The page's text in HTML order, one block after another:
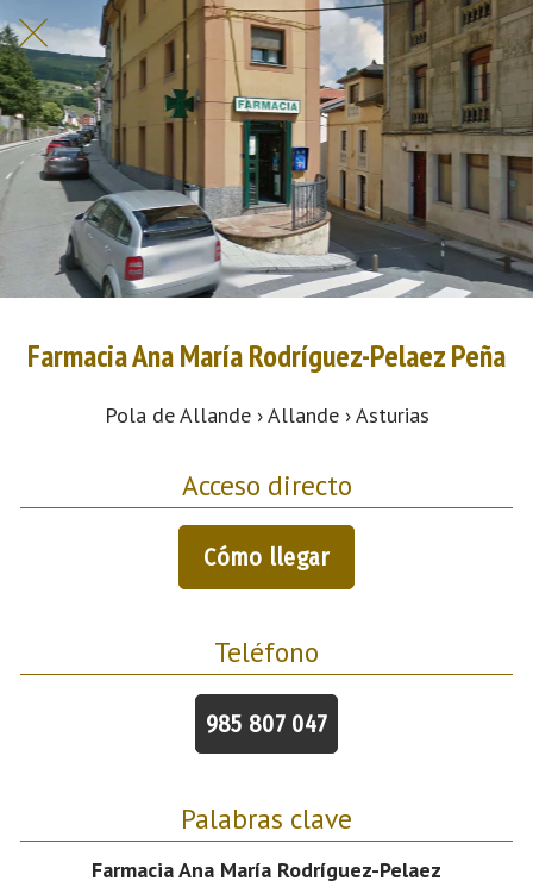
Farmacia Ana María Rodríguez-Pelaez Peña
Pola de Allande › Allande › Asturias
Acceso directo
Cómo llegar
Teléfono
985 807 047
Palabras clave
Farmacia Ana María Rodríguez-Pelaez